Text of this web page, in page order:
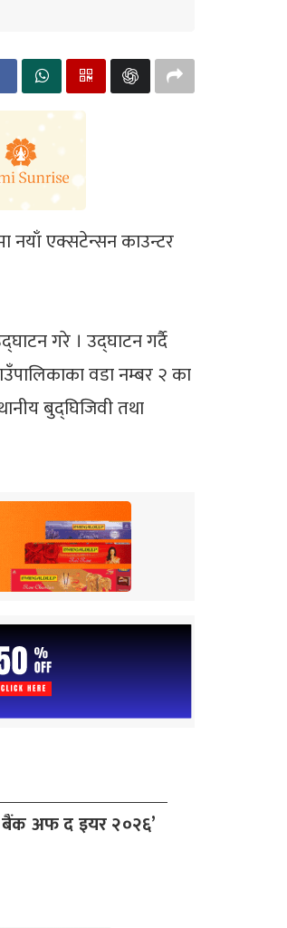
नयाँ एक्सटेन्सन काउन्टर
गरे । उद्घाटन गर्दै
वडा नम्बर २ का
बुद्घिजिवी तथा
अफ द इयर २०२६’